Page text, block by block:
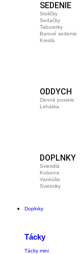
SEDENIE
Stoličky
Sedačky
Taburetky
Barové sedenie
Kreslá
ODDYCH
Denné postele
Lehátka
DOPLNKY
Svietidlá
Koberce
Vankúše
Svietniky
Doplnky
Tácky
Tácky mini